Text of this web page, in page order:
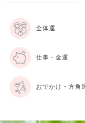
全体運
仕事・金運
おでかけ・方角